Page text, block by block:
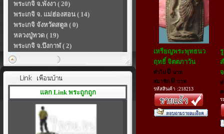
พระเกจิ จ.พังงา ( 20)
พระเกจิ จ. แม่ฮ่องสอน ( 14)
พระเกจิ จังหวัดสตูล ( 0)
หลวงปู่ทวด ( 19)
พระเกจิ จ.บึงกาฬ ( 2)
แลก Link พระถูกถูก
เหรียญพระพุทธนว
ฤทธิ์ จิตตภาวัน
ทั่วไป 0 บาท
สมาชิก 0 บาท
รหัสสินค้า :218213
ร